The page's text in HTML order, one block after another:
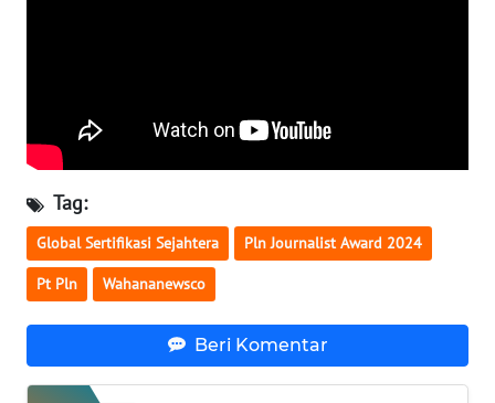
Tag:
Global Sertifikasi Sejahtera Pln Journalist Award 2024
Pt Pln Wahananewsco
Beri Komentar
WN
KALSEL
WN
KALTIM
WN
SULSEL